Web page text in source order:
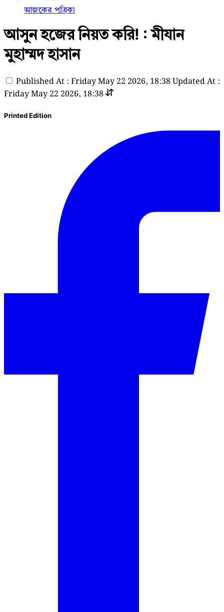
আজকের পত্রিকা
আসুন হজের নিয়ত করি! : মীযান
মুহাম্মদ হাসান
Published At : Friday May 22 2026, 18:38Updated At :
Friday May 22 2026, 18:38
Printed Edition